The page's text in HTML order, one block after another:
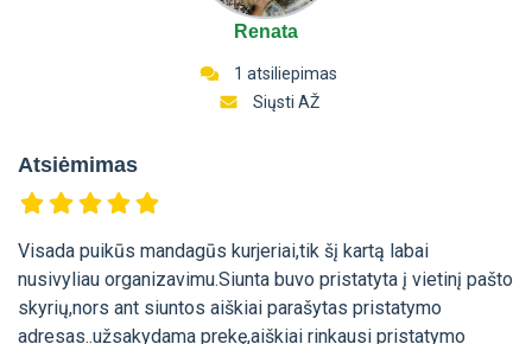
Renata
1 atsiliepimas
Siųsti AŽ
Atsiėmimas
Visada puikūs mandagūs kurjeriai,tik šį kartą labai
nusivyliau organizavimu.Siunta buvo pristatyta į vietinį pašto
skyrių,nors ant siuntos aiškiai parašytas pristatymo
adresas..užsakydama prekę,aiškiai rinkausi pristatymo